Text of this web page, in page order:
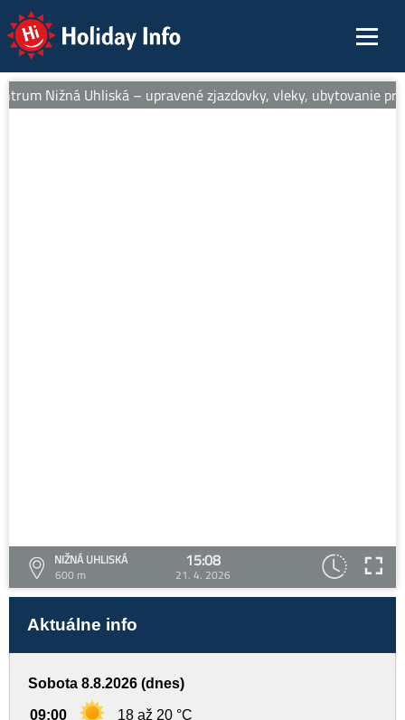
Holiday Info
Nižná Uhliská – upravené zjazdovky, vleky, ubytovanie
NIŽNÁ UHLISKÁ
600 m
15:08
21. 4. 2026
Aktuálne info
Sobota 8.8.2026 (dnes)
09:00 18 až 20 °C